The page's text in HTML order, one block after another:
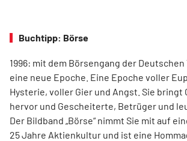
Buchtipp: Börse
1996: mit dem ­Börsen­­gang der
eine neue ­Epoche. Eine Epoche voller
Hysterie, ­voller Gier und Angst. Sie
hervor und ­Gescheiterte, ­Betrüger und
Der Bildband ­„Börse“ nimmt Sie mit auf
25 Jahre Aktienkultur und ist eine